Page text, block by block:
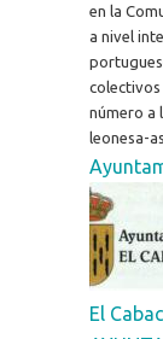
en la
a nivel
colectivos
número a
leonesa-
El